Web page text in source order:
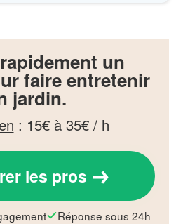
un
faire entretenir
jardin.
: 15€ à 35€ / h
les pros
Réponse sous 24h